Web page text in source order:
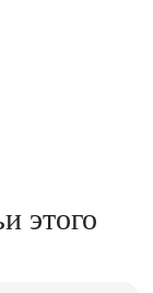
этого